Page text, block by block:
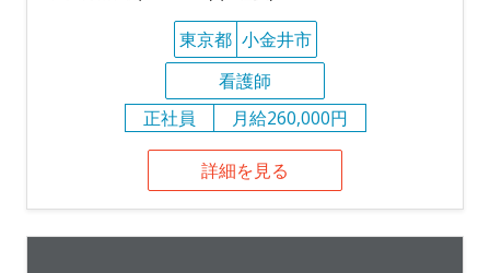
東京都 小金井市
看護師
正社員
月給260,000円
詳細を見る